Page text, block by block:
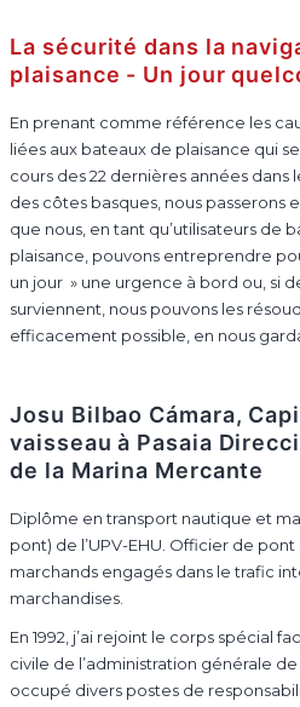
La sécurité dans la
plaisance - Un jour
En prenant comme référence les
liées aux bateaux de plaisance qui
cours des 22 dernières années dans
des côtes basques, nous passerons
que nous, en tant qu’utilisateurs de
plaisance, pouvons entreprendre
un jour » une urgence à bord ou, si
surviennent, nous pouvons les
efficacement possible, en nous
Josu Bilbao Cámara,
vaisseau à Pasaia
de la Marina Mercante
Diplôme en transport nautique et
pont) de l’UPV-EHU. Officier de pont
marchands engagés dans le trafic
marchandises.
En 1992, j’ai rejoint le corps spécial
civile de l’administration générale de
occupé divers postes de